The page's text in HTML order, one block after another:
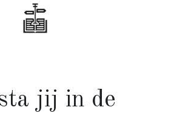
carrièrejij in de